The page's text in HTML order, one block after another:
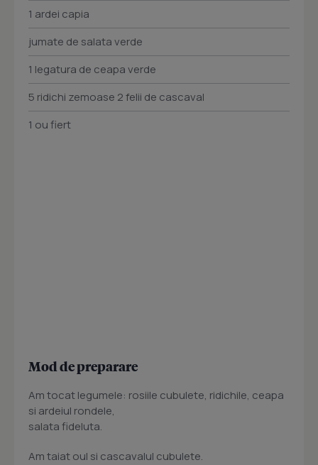
1 ardei capia
jumate de salata verde
1 legatura de ceapa verde
5 ridichi zemoase 2 felii de cascaval
1 ou fiert
Mod de preparare
Am tocat legumele: rosiile cubulete, ridichile, ceapa
si ardeiul rondele,
salata fideluta.
Am taiat oul si cascavalul cubulete.